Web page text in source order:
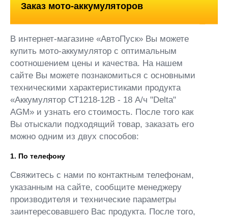
Заказ мото-аккумуляторов
В интернет-магазине «АвтоПуск» Вы можете
купить мото-аккумулятор с оптимальным
соотношением цены и качества. На нашем
сайте Вы можете познакомиться с основными
техническими характеристиками продукта
«Аккумулятор СТ1218-12В - 18 А/ч "Delta"
AGM» и узнать его стоимость. После того как
Вы отыскали подходящий товар, заказать его
можно одним из двух способов:
1. По телефону
Свяжитесь с нами по контактным телефонам,
указанным на сайте, сообщите менеджеру
производителя и технические параметры
заинтересовавшего Вас продукта. После того,